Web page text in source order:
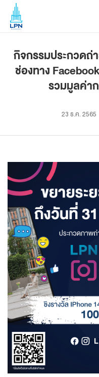
กิจกรรมประกวด
ช่องทาง
รวมมูลค่า
23 ธ.ค. 2565